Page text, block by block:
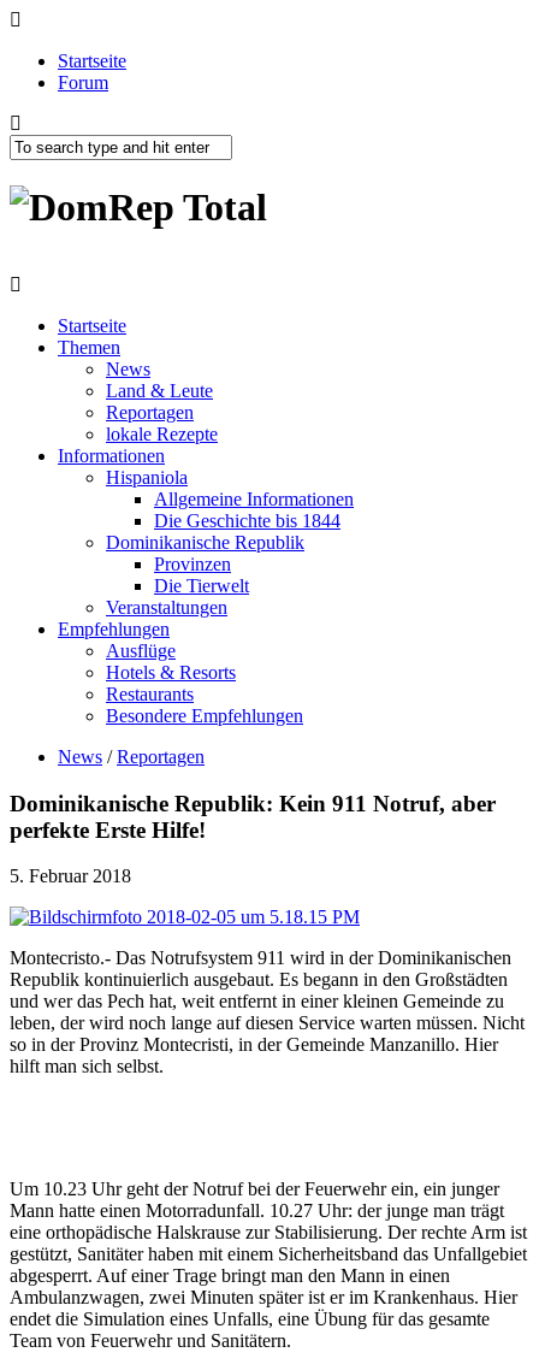
Startseite
Forum
Startseite
Themen
News
Land & Leute
Reportagen
lokale Rezepte
Informationen
Hispaniola
Allgemeine Informationen
Die Geschichte bis 1844
Dominikanische Republik
Provinzen
Die Tierwelt
Veranstaltungen
Empfehlungen
Ausflüge
Hotels & Resorts
Restaurants
Besondere Empfehlungen
News / Reportagen
Dominikanische Republik: Kein 911 Notruf, aber
perfekte Erste Hilfe!
5. Februar 2018
Montecristo.- Das Notrufsystem 911 wird in der Dominikanischen
Republik kontinuierlich ausgebaut. Es begann in den Großstädten
und wer das Pech hat, weit entfernt in einer kleinen Gemeinde zu
leben, der wird noch lange auf diesen Service warten müssen. Nicht
so in der Provinz Montecristi, in der Gemeinde Manzanillo. Hier
hilft man sich selbst.
Um 10.23 Uhr geht der Notruf bei der Feuerwehr ein, ein junger
Mann hatte einen Motorradunfall. 10.27 Uhr: der junge man trägt
eine orthopädische Halskrause zur Stabilisierung. Der rechte Arm ist
gestützt, Sanitäter haben mit einem Sicherheitsband das Unfallgebiet
abgesperrt. Auf einer Trage bringt man den Mann in einen
Ambulanzwagen, zwei Minuten später ist er im Krankenhaus. Hier
endet die Simulation eines Unfalls, eine Übung für das gesamte
Team von Feuerwehr und Sanitätern.